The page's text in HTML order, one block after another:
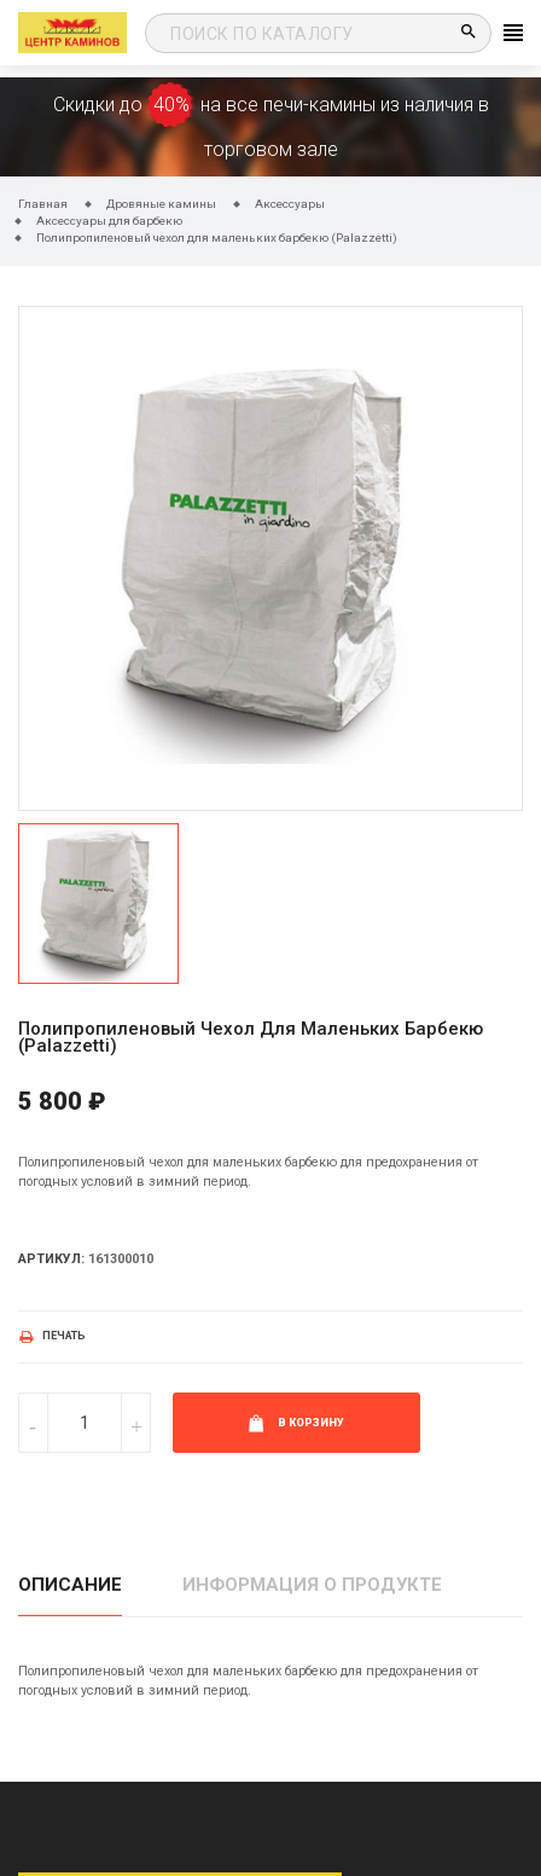
search
Скидки до 40% на все печи-камины из наличия в
торговом зале
Главная Дровяные камины
Аксессуары
Аксессуары для барбекю
Полипропиленовый чехол для маленьких барбекю (Palazzetti)
Полипропиленовый Чехол Для Маленьких Барбекю
(Palazzetti)
5 800 ₽
Полипропиленовый чехол для маленьких барбекю для предохранения от
погодных условий в зимний период.
АРТИКУЛ: 161300010
ПЕЧАТЬ
В КОРЗИНУ
ОПИСАНИЕ ИНФОРМАЦИЯ О ПРОДУКТЕ
Полипропиленовый чехол для маленьких барбекю для предохранения от
погодных условий в зимний период.